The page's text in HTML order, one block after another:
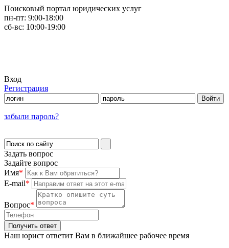
Поисковый портал юридических услуг
пн-пт: 9:00-18:00
сб-вс: 10:00-19:00
Вход
Регистрация
забыли пароль?
Задать вопрос
Задайте вопрос
Имя*
E-mail*
Вопрос*
Наш юрист ответит Вам в ближайшее рабочее время